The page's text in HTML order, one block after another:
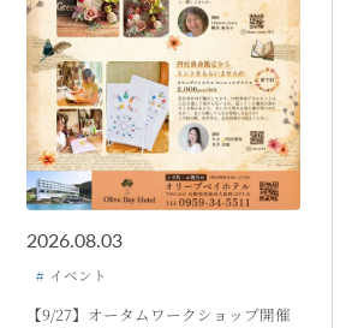
2026.08.03
イベント
【9/27】オータムワークショップ開催